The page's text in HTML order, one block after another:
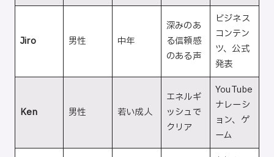
Jiro 男性 中年
深みのあ
る信頼感
のある声
ビジネス
コンテン
ツ、公式
発表
Ken 男性 若い成人
エネルギ
ッシュで
クリア
YouTube
ナレーシ
ョン、ゲ
ーム